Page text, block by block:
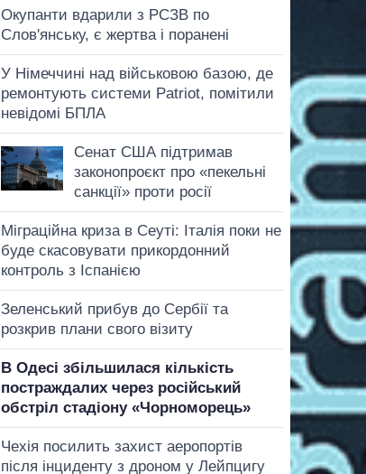
Окупанти вдарили з РСЗВ по
Слов'янську, є жертва і поранені
У Німеччині над військовою базою, де
ремонтують системи Patriot, помітили
невідомі БПЛА
Сенат США підтримав
законопроєкт про «пекельні
санкції» проти росії
Міграційна криза в Сеуті: Італія поки не
буде скасовувати прикордонний
контроль з Іспанією
Зеленський прибув до Сербії та
розкрив плани свого візиту
В Одесі збільшилася кількість
постраждалих через російський
обстріл стадіону «Чорноморець»
Чехія посилить захист аеропортів
після інциденту з дроном у Лейпцигу